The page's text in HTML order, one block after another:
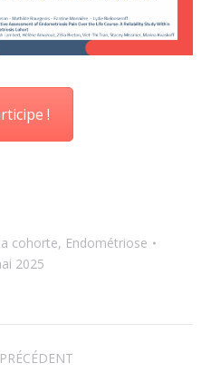
!
cohorte, Endométriose
2025